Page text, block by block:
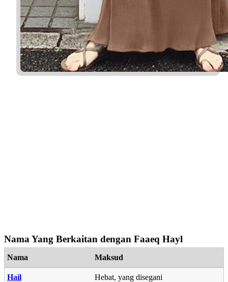
Nama Yang Berkaitan dengan Faaeq Hayl
Nama Maksud
Hail Hebat, yang disegani